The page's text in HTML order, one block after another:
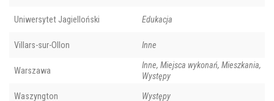
Uniwersytet Jagielloński Edukacja
Villars-sur-Ollon Inne
Warszawa
Inne, Miejsca wykonań, Mieszkania,
Występy
Waszyngton Występy